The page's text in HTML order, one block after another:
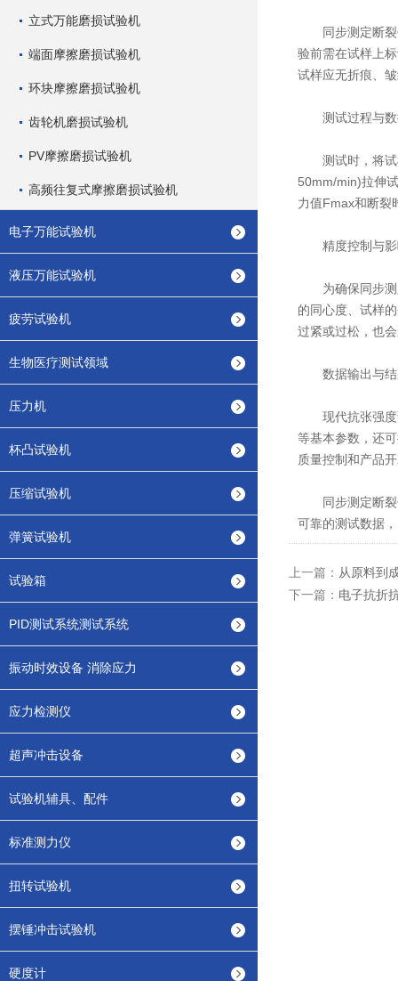
立式万能磨损试验机
端面摩擦磨损试验机
环块摩擦磨损试验机
齿轮机磨损试验机
PV摩擦磨损试验机
高频往复式摩擦磨损试验机
电子万能试验机
液压万能试验机
疲劳试验机
生物医疗测试领域
压力机
杯凸试验机
压缩试验机
弹簧试验机
试验箱
PID测试系统测试系统
振动时效设备 消除应力
应力检测仪
超声冲击设备
试验机辅具、配件
标准测力仪
扭转试验机
摆锤冲击试验机
硬度计
同步测定断裂
验前需在试样上
试样应无折痕、
测试过程与数
测试时，将试
50mm/min)拉伸
力值Fmax和断裂
精度控制与影
为确保同步测
的同心度、试样
过紧或过松，也
数据输出与结
现代抗张强度
等基本参数，还
质量控制和产品
同步测定断裂
可靠的测试数据
上一篇： 从原料到
下一篇： 电子抗折